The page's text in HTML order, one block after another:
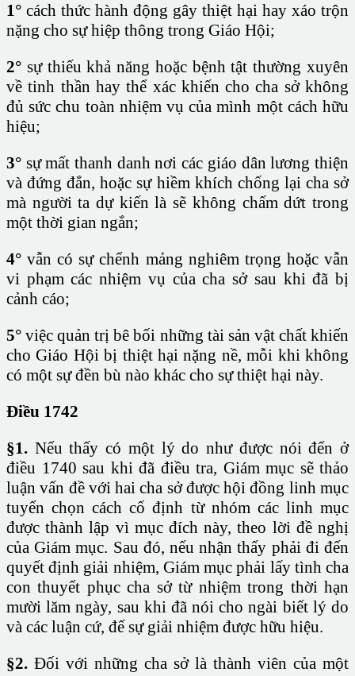
1° cách thức hành động gây thiệt hại hay xáo trộn
nặng cho sự hiệp thông trong Giáo Hội;
2° sự thiếu khả năng hoặc bệnh tật thường xuyên
về tinh thần hay thể xác khiến cho cha sở không
đủ sức chu toàn nhiệm vụ của mình một cách hữu
hiệu;
3° sự mất thanh danh nơi các giáo dân lương thiện
và đứng đắn, hoặc sự hiềm khích chống lại cha sở
mà người ta dự kiến là sẽ không chấm dứt trong
một thời gian ngắn;
4° vẫn có sự chểnh mảng nghiêm trọng hoặc vẫn
vi phạm các nhiệm vụ của cha sở sau khi đã bị
cảnh cáo;
5° việc quản trị bê bối những tài sản vật chất khiến
cho Giáo Hội bị thiệt hại nặng nề, mỗi khi không
có một sự đền bù nào khác cho sự thiệt hại này.
Điều 1742
§1. Nếu thấy có một lý do như được nói đến ở
điều 1740 sau khi đã điều tra, Giám mục sẽ thảo
luận vấn đề với hai cha sở được hội đồng linh mục
tuyển chọn cách cố định từ nhóm các linh mục
được thành lập vì mục đích này, theo lời đề nghị
của Giám mục. Sau đó, nếu nhận thấy phải đi đến
quyết định giải nhiệm, Giám mục phải lấy tình cha
con thuyết phục cha sở từ nhiệm trong thời hạn
mười lăm ngày, sau khi đã nói cho ngài biết lý do
và các luận cứ, để sự giải nhiệm được hữu hiệu.
§2. Đối với những cha sở là thành viên của một